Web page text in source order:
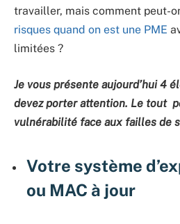
travailler, mais comment peut-
risques quand on est une PME
limitées ?
Je vous présente aujourd’hui 4
devez porter attention. Le tout
vulnérabilité face aux failles de
Votre système
ou MAC à jour